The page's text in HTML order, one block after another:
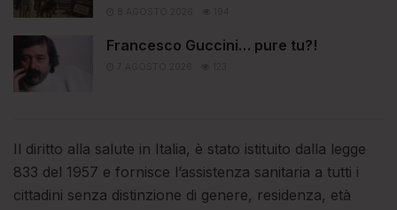
Francesco Guccini… pure tu?!
Il diritto alla salute in Italia, è stato istituito dalla legge
833 del 1957 e fornisce l’assistenza sanitaria a tutti i
cittadini senza distinzione di genere, residenza, età